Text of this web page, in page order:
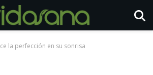
la perfección en su sonrisa